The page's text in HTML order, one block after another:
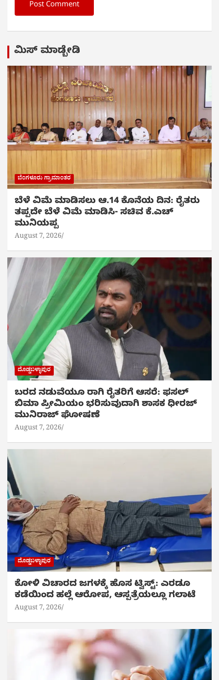
ಮಿಸ್ ಮಾಡ್ಬೇಡಿ
ಬೆಂಗಳೂರು ಗ್ರಾಮಾಂತರ
ಬೆಳೆ ವಿಮೆ ಮಾಡಿಸಲು ಆ.14 ಕೊನೆಯ ದಿನ: ರೈತರು
ತಪ್ಪದೇ ಬೆಳೆ ವಿಮೆ ಮಾಡಿಸಿ- ಸಚಿವ ಕೆ.ಎಚ್
ಮುನಿಯಪ್ಪ
August 7, 2026
ದೊಡ್ಡಬಳ್ಳಾಪುರ
ಬರದ ನಡುವೆಯೂ ರಾಗಿ ರೈತರಿಗೆ ಆಸರೆ: ಫಸಲ್
ಬಿಮಾ ಪ್ರೀಮಿಯಂ ಭರಿಸುವುದಾಗಿ ಶಾಸಕ ಧೀರಜ್
ಮುನಿರಾಜ್ ಘೋಷಣೆ
August 7, 2026
ದೊಡ್ಡಬಳ್ಳಾಪುರ
ಕೋಳಿ ವಿಚಾರದ ಜಗಳಕ್ಕೆ ಹೊಸ ಟ್ವಿಸ್ಟ್: ಎರಡೂ
ಕಡೆಯಿಂದ ಹಲ್ಲೆ ಆರೋಪ, ಆಸ್ಪತ್ರೆಯಲ್ಲೂ ಗಲಾಟೆ
August 7, 2026